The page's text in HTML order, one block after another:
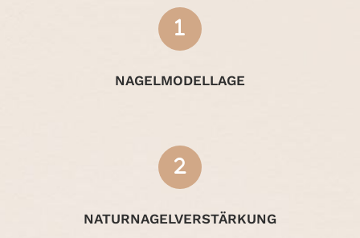
NAGELMODELLAGE
NATURNAGELVERSTÄRKUNG